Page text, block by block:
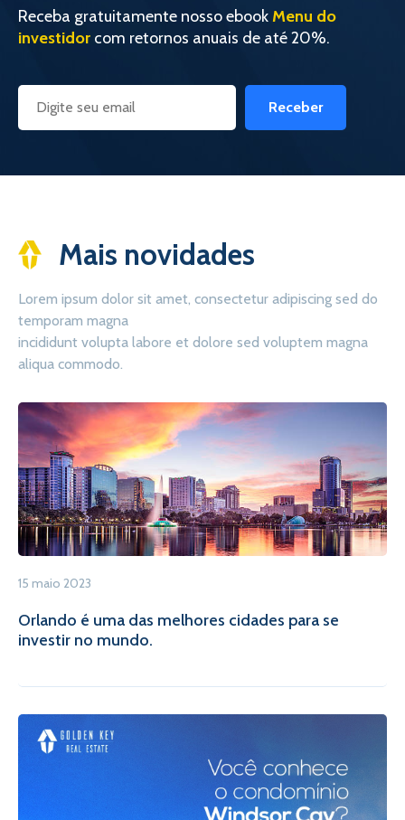
Receba gratuitamente nosso ebookMenu do
investidor com retornos anuais de até 20%.
Receber
Mais novidades
Lorem ipsum dolor sit amet, consectetur adipiscing sed do
temporam magna
incididunt volupta labore et dolore sed voluptem magna
aliqua commodo.
15 maio 2023
Orlando é uma das melhores cidades para se
investir no mundo.